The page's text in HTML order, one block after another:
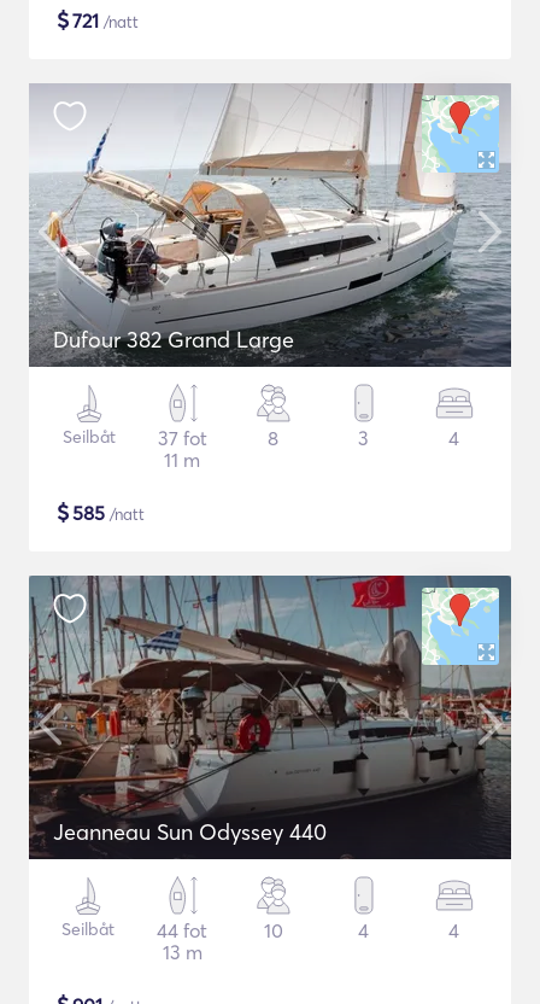
$721 /natt
Dufour 382 Grand Large
Seilbåt
37 fot
11 m
8 3 4
$585 /natt
Jeanneau Sun Odyssey 440
Seilbåt
44 fot
13 m
10 4 4